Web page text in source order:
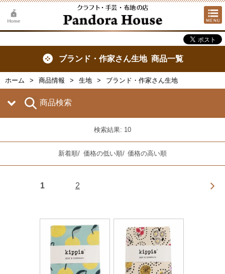
ブランド・作家さん生地 商品一覧
ホーム 商品情報 生地 ブランド・作家さん生地
商品検索
検索結果: 10
新着順/ 価格の低い順/ 価格の高い順
1 2